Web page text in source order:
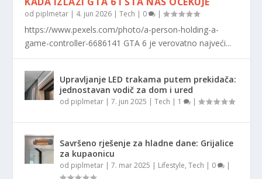
od piplmetar | 4. jun 2026 |Tech | 0 |
https://www.pexels.com/photo/a-person-holding-a-
game-controller-6686141 GTA 6 je verovatno najveći...
Upravljanje LED trakama putem prekidača:
jednostavan vodič za dom i ured
od piplmetar |7. jun 2025 |Tech | 1 |
Savršeno rješenje za hladne dane: Grijalice
za kupaonicu
od piplmetar |7. mar 2025 | Lifestyle,Tech | 0 |